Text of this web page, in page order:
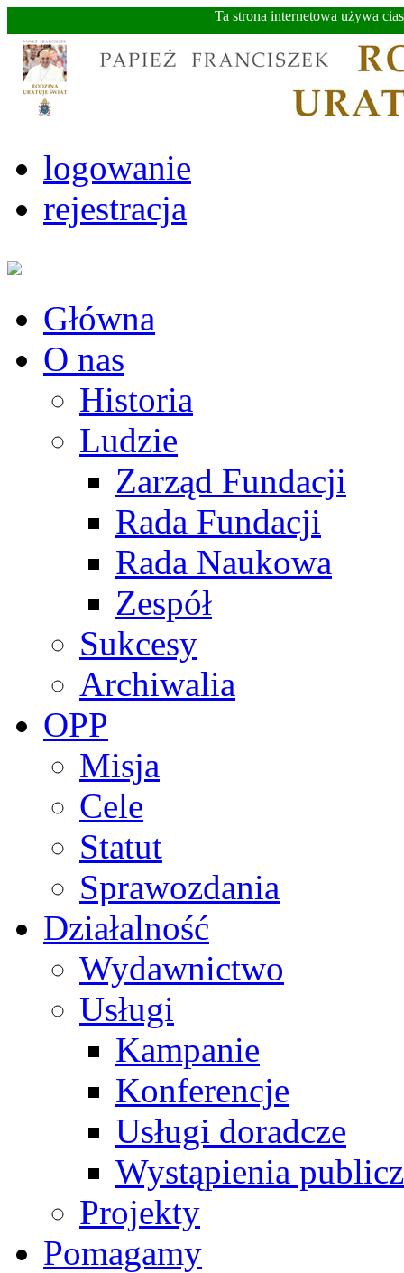
Ta strona internetowa używa
logowanie
rejestracja
Główna
O nas
Historia
Ludzie
Zarząd Fundacji
Rada Fundacji
Rada Naukowa
Zespół
Sukcesy
Archiwalia
OPP
Misja
Cele
Statut
Sprawozdania
Działalność
Wydawnictwo
Usługi
Kampanie
Konferencje
Usługi doradcze
Wystąpienia
Projekty
Pomagamy